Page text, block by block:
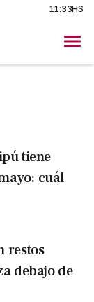
11:33HS
tiene
cuál
restos
debajo de